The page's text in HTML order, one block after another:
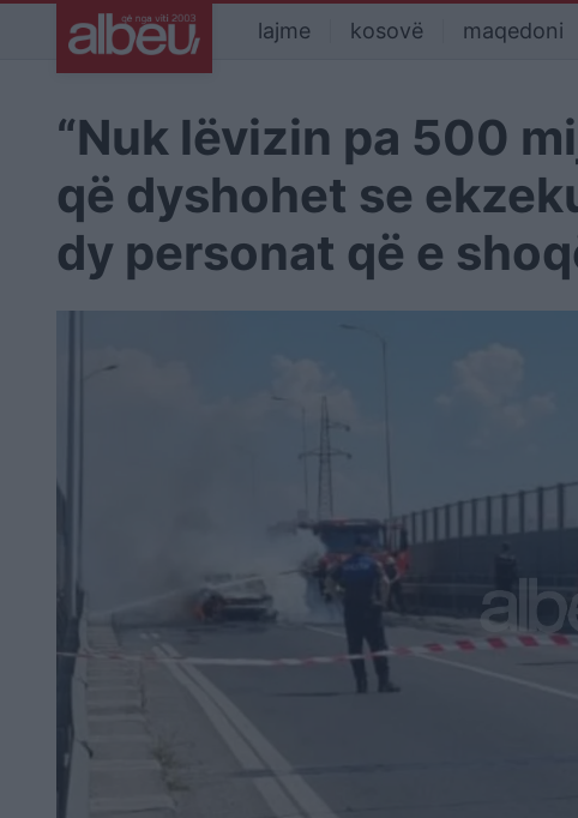
lajme kosovë maqedoni
“Nuk lëvizin pa 500
që dyshohet se
dy personat që e